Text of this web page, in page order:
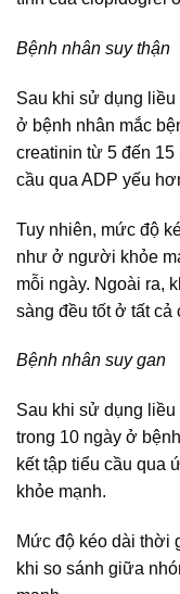
Bệnh nhân suy thận
Sau khi sử dụng
ở bệnh nhân mắc
creatinin từ 5 đến 15
cầu qua ADP yếu
Tuy nhiên, mức độ
như ở người khỏe
mỗi ngày. Ngoài ra,
sàng đều tốt ở tất cả
Bệnh nhân suy gan
Sau khi sử dụng
trong 10 ngày ở
kết tập tiểu cầu qua
khỏe mạnh.
Mức độ kéo dài thời
khi so sánh giữa